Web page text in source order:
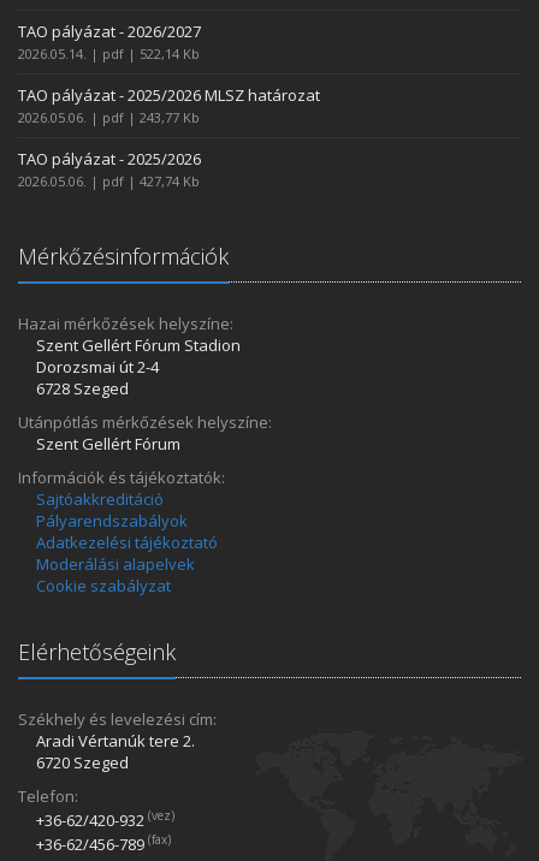
TAO pályázat - 2026/2027
2026.05.14. | pdf | 522,14 Kb
TAO pályázat - 2025/2026 MLSZ határozat
2026.05.06. | pdf | 243,77 Kb
TAO pályázat - 2025/2026
2026.05.06. | pdf | 427,74 Kb
Mérkőzésinformációk
Hazai mérkőzések helyszíne:
Szent Gellért Fórum Stadion
Dorozsmai út 2-4
6728 Szeged
Utánpótlás mérkőzések helyszíne:
Szent Gellért Fórum
Információk és tájékoztatók:
Sajtóakkreditáció
Pályarendszabályok
Adatkezelési tájékoztató
Moderálási alapelvek
Cookie szabályzat
Elérhetőségeink
Székhely és levelezési cím:
Aradi Vértanúk tere 2.
6720 Szeged
Telefon:
+36-62/420­-932 (vez)
+36-62/456­-789 (fax)